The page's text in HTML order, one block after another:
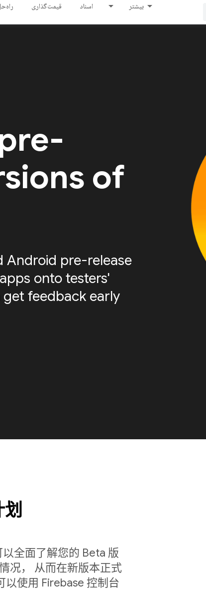
قیمت‌گذاری اسناد بیشتر
of
Android pre-release
onto testers'
feedback early
划
全面了解您的 Beta 版
况， 从而在新版本正式
使用 Firebase 控制台